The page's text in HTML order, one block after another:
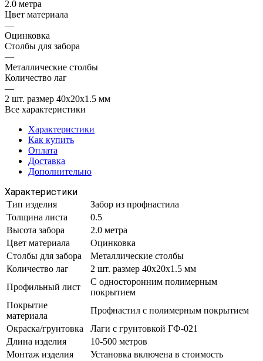
2.0 метра
Цвет материала
—
Оцинковка
Столбы для забора
—
Металлические столбы
Количество лаг
—
2 шт. размер 40х20х1.5 мм
Все характеристики
Характеристики
Как купить
Оплата
Доставка
Дополнительно
Характеристики
Тип изделия
Забор из профнастила
Толщина листа
0.5
Высота забора
2.0 метра
Цвет материала
Оцинковка
Столбы для забора
Металлические столбы
Количество лаг
2 шт. размер 40х20х1.5 мм
Профильный лист
С односторонним полимерным
покрытием
Покрытие
материала
Профнастил с полимерным покрытием
Окраска/грунтовка
Лаги с грунтовкой ГФ-021
Длина изделия
10-500 метров
Монтаж изделия
Установка включена в стоимость